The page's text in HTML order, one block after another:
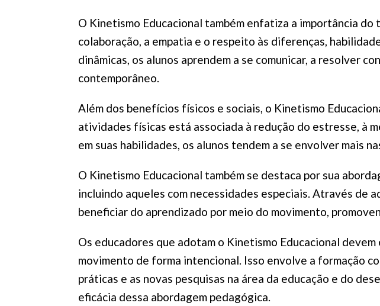
O Kinetismo Educacional também enfatiza a importância
colaboração, a empatia e o respeito às diferenças,
dinâmicas, os alunos aprendem a se comunicar, a resolver
contemporâneo.
Além dos benefícios físicos e sociais, o Kinetismo
atividades físicas está associada à redução do estresse, à
em suas habilidades, os alunos tendem a se envolver mais
O Kinetismo Educacional também se destaca por sua
incluindo aqueles com necessidades especiais. Através de
beneficiar do aprendizado por meio do movimento,
Os educadores que adotam o Kinetismo Educacional
movimento de forma intencional. Isso envolve a formação
práticas e as novas pesquisas na área da educação e do
eficácia dessa abordagem pedagógica.